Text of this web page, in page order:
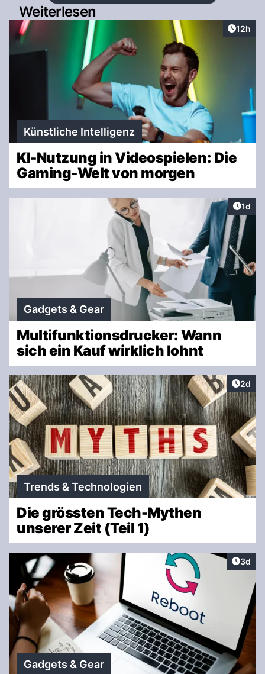
Weiterlesen
Artikel
12h
Künstliche Intelligenz
KI-Nutzung in Videospielen: Die
Gaming-Welt von morgen
1d
Gadgets & Gear
Multifunktionsdrucker: Wann
sich ein Kauf wirklich lohnt
2d
Trends & Technologien
Die grössten Tech-Mythen
unserer Zeit (Teil 1)
3d
Gadgets & Gear